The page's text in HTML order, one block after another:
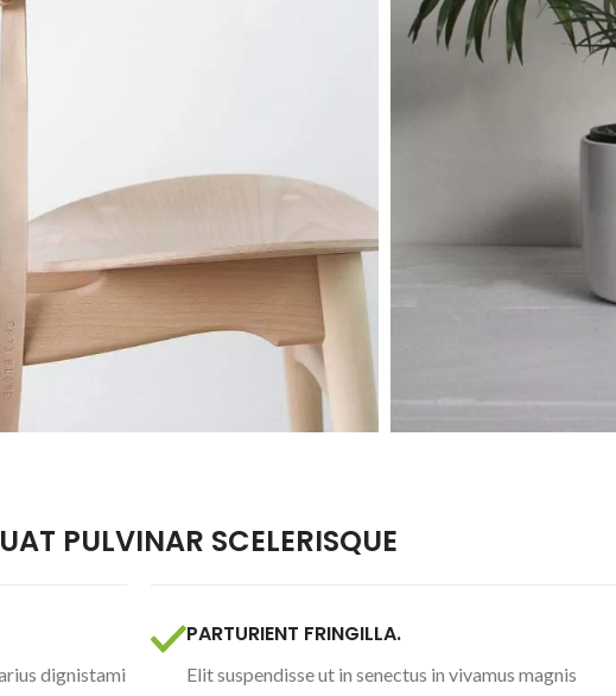
PULVINAR SCELERISQUE
dignistami
PARTURIENT FRINGILLA.
Elit suspendisse ut in senectus in vivamus magnis